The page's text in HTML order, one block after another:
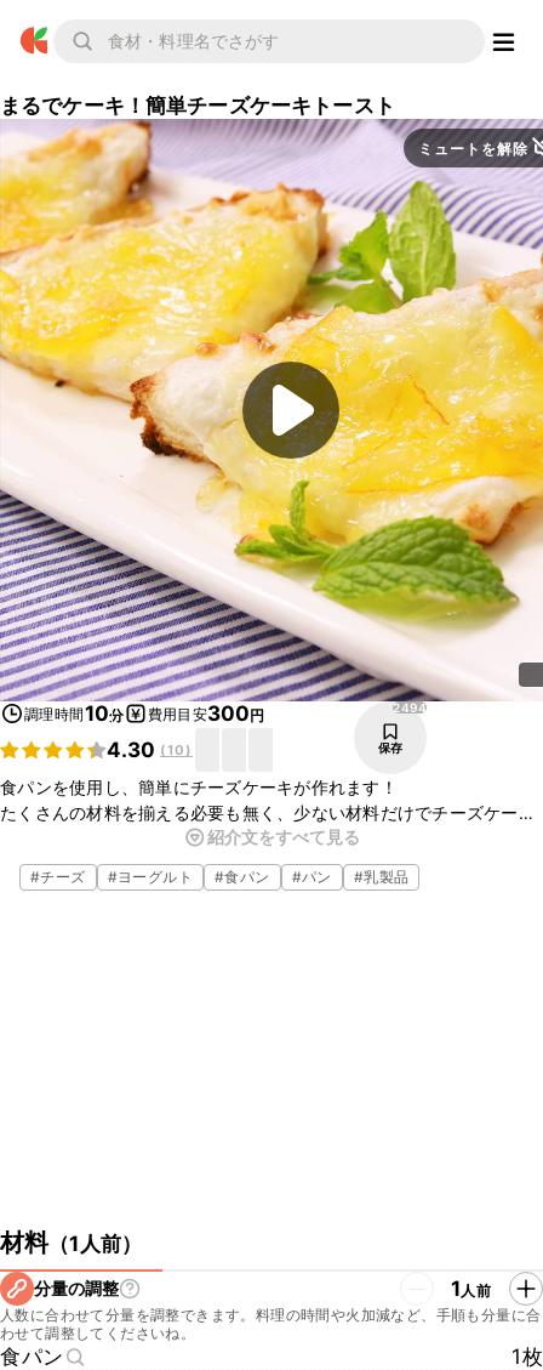
まるでケーキ！簡単チーズケーキトースト
ミュートを解除
調理時間10分 費用目安300円
4.30 (10)
2494
保存
食パンを使用し、簡単にチーズケーキが作れます！
たくさんの材料を揃える必要も無く、少ない材料だけでチーズケーキ
風のトーストの完成です。
時間もかからずに作れるので、忙しい朝やおやつにもぴったりです！
紹介文をすべて見る
#チーズ #ヨーグルト #食パン #パン #乳製品
材料（1人前）
分量の調整 1人前
人数に合わせて分量を調整できます。料理の時間や火加減など、手順も分量に合
わせて調整してくださいね。
食パン
1枚